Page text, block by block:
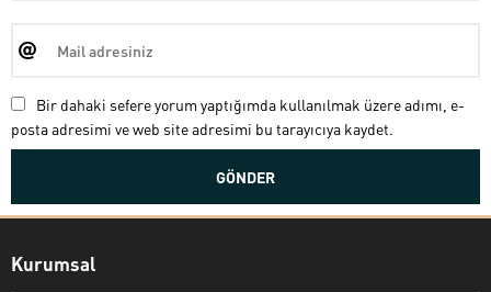
Bir dahaki sefere yorum yaptığımda kullanılmak üzere adımı, e-
posta adresimi ve web site adresimi bu tarayıcıya kaydet.
Kurumsal